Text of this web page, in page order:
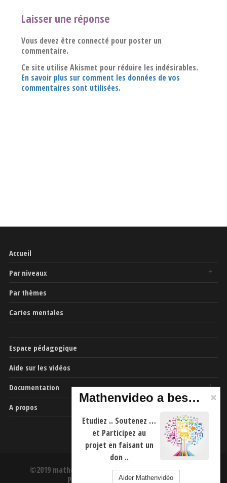
Laisser une réponse
Vous devez être connecté pour poster un
commentaire.
Ce site utilise Akismet pour réduire les indésirables.
En savoir plus sur comment les données de vos
commentaires sont utilisées.
Accueil
Par niveaux
Par thèmes
Cartes mentales
Espace pédagogique
Aide sur les vidéos
Documentation
A propos
©2019 mathenvideo.fr -CGU-Mentions Légales
Politique de confidentialité
Mathenvideo a besoin de vous
Etudiez .. Soutenez …
et Participez au
projet en faisant un
don ..
Aider Mathenvidéo